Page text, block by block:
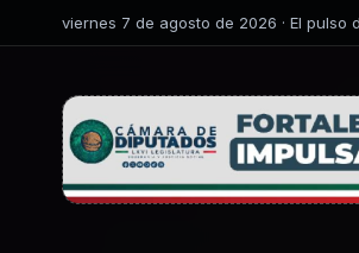
viernes 7 de agosto de 2026 · El pulso